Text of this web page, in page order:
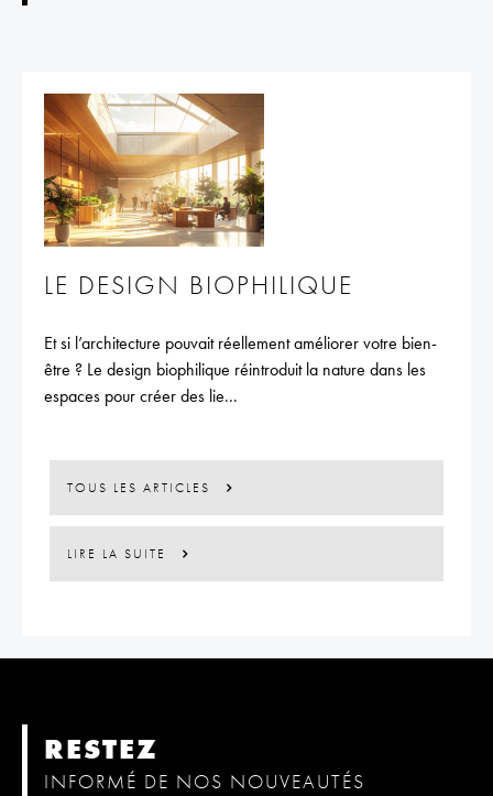
LE DESIGN BIOPHILIQUE
Et si l’architecture pouvait réellement améliorer votre bien-
être ? Le design biophilique réintroduit la nature dans les
espaces pour créer des lie...
TOUS LES ARTICLES
LIRE LA SUITE
RESTEZ
INFORMÉ DE NOS NOUVEAUTÉS